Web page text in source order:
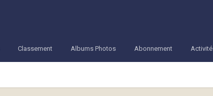
Classement Albums Photos Abonnement Activité